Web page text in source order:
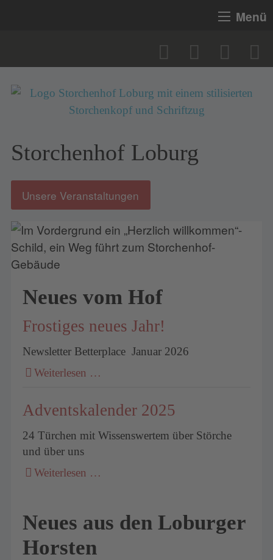
Menü
Storchenhof Loburg
Unsere Veranstaltungen
Neues vom Hof
Frostiges neues Jahr!
Newsletter Betterplace Januar 2026
Weiterlesen …
Adventskalender 2025
24 Türchen mit Wissenswertem über Störche
und über uns
Weiterlesen …
Neues aus den Loburger
Horsten